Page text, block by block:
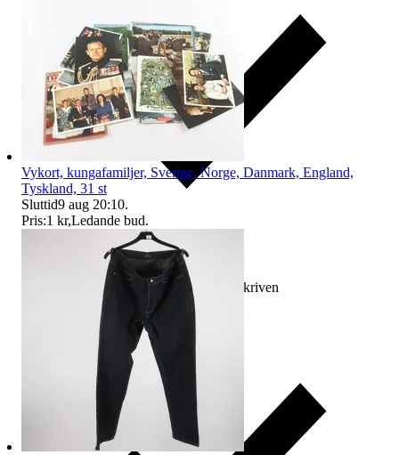
Ersättning om varan inte är som beskriven
Vykort, kungafamiljer, Sverige, Norge, Danmark, England,
Tyskland, 31 st
Sluttid9 aug 20:10.
Pris:1 kr,Ledande bud.